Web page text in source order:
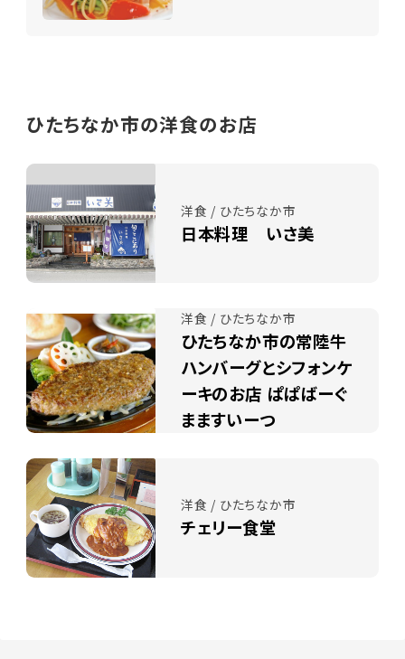
ひたちなか市の洋食のお店
洋食 / ひたちなか市
日本料理 いさ美
洋食 / ひたちなか市
ひたちなか市の常陸牛
ハンバーグとシフォンケ
ーキのお店 ぱぱばーぐ
まますいーつ
洋食 / ひたちなか市
チェリー食堂